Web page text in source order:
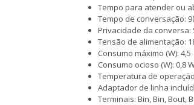
Tempo para atender ou
Tempo de conversação:
Privacidade da conversa:
Tensão de alimentação:
Consumo máximo (W):
Consumo ocioso (W): 0,8
Temperatura de operação
Adaptador de linha
Terminais: Bin, Bin, Bout,